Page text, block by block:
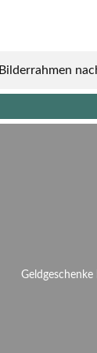
Bilderrahmen